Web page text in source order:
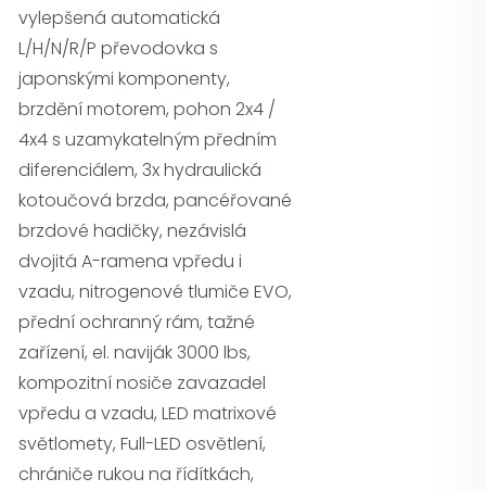
vylepšená automatická
L/H/N/R/P převodovka s
japonskými komponenty,
brzdění motorem, pohon 2x4 /
4x4 s uzamykatelným předním
diferenciálem, 3x hydraulická
kotoučová brzda, pancéřované
brzdové hadičky, nezávislá
dvojitá A-ramena vpředu i
vzadu, nitrogenové tlumiče EVO,
přední ochranný rám, tažné
zařízení, el. naviják 3000 lbs,
kompozitní nosiče zavazadel
vpředu a vzadu, LED matrixové
světlomety, Full-LED osvětlení,
chrániče rukou na řídítkách,